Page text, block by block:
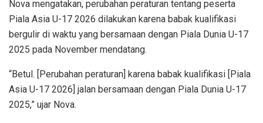
Nova mengatakan, perubahan peraturan tentang peserta
Piala Asia U-17 2026 dilakukan karena babak kualifikasi
bergulir di waktu yang bersamaan dengan Piala Dunia U-17
2025 pada November mendatang.
“Betul. [Perubahan peraturan] karena babak kualifikasi [Piala
Asia U-17 2026] jalan bersamaan dengan Piala Dunia U-17
2025,” ujar Nova.